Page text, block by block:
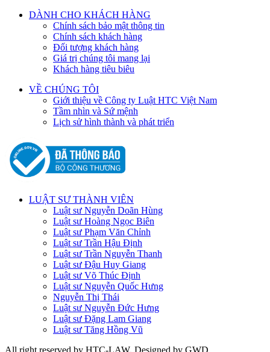
DÀNH CHO KHÁCH HÀNG
Chính sách bảo mật thông tin
Chính sách khách hàng
Đối tượng khách hàng
Giá trị chúng tôi mang lại
Khách hàng tiêu biêu
VỀ CHÚNG TÔI
Giới thiệu về Công ty Luật HTC Việt Nam
Tầm nhìn và Sứ mệnh
Lịch sử hình thành và phát triển
LUẬT SƯ THÀNH VIÊN
Luật sư Nguyễn Doãn Hùng
Luật sư Hoàng Ngọc Biên
Luật sư Phạm Văn Chỉnh
Luật sư Trần Hậu Định
Luật sư Trần Nguyễn Thanh
Luật sư Đậu Huy Giang
Luật sư Võ Thúc Định
Luật sư Nguyễn Quốc Hưng
Nguyễn Thị Thái
Luật sư Nguyễn Đức Hưng
Luật sư Đặng Lam Giang
Luật sư Tăng Hồng Vũ
All right reserved by HTC-LAW. Designed by GWD